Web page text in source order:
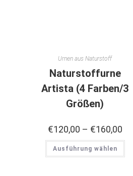
Urnen aus Naturstoff
Naturstoffurne
Artista (4 Farben/3
Größen)
€120,00 – €160,00
Ausführung wählen